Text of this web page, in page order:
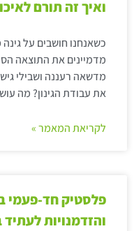
ואיך זה תורם
כשאנחנו חושבים על
מדמיינים את התוצאה
מדשאה רעננה ושבילי
את עבודת הגינון? מה
לקריאת המאמר »
פלסטיק חד-פעמי
והזדמנויות לעתיד